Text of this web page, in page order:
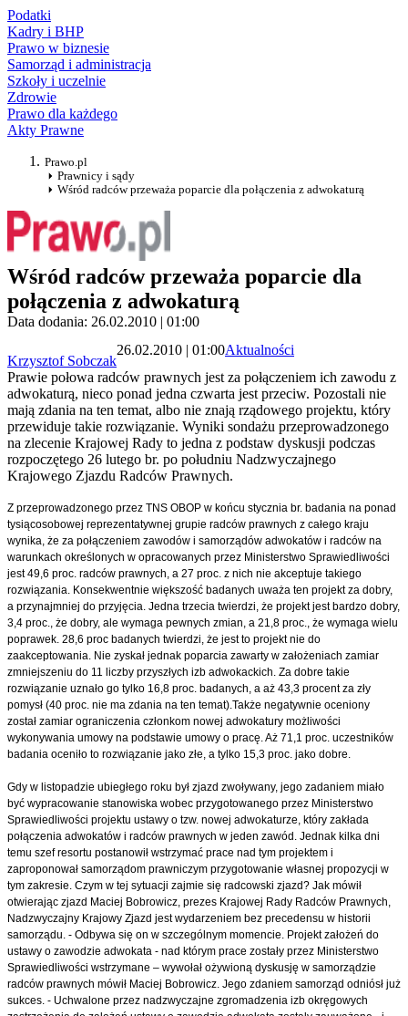
Podatki
Kadry i BHP
Prawo w biznesie
Samorząd i administracja
Szkoły i uczelnie
Zdrowie
Prawo dla każdego
Akty Prawne
Prawo.pl
Prawnicy i sądy
Wśród radców przeważa poparcie dla połączenia z adwokaturą
Wśród radców przeważa poparcie dla
połączenia z adwokaturą
Data dodania: 26.02.2010 | 01:00
Krzysztof Sobczak
26.02.2010 | 01:00Aktualności
Prawie połowa radców prawnych jest za połączeniem ich zawodu z
adwokaturą, nieco ponad jedna czwarta jest przeciw. Pozostali nie
mają zdania na ten temat, albo nie znają rządowego projektu, który
przewiduje takie rozwiązanie. Wyniki sondażu przeprowadzonego
na zlecenie Krajowej Rady to jedna z podstaw dyskusji podczas
rozpoczętego 26 lutego br. po południu Nadzwyczajnego
Krajowego Zjazdu Radców Prawnych.
Z przeprowadzonego przez TNS OBOP w końcu stycznia br. badania na ponad
tysiącosobowej reprezentatywnej grupie radców prawnych z całego kraju
wynika, że za połączeniem zawodów i samorządów adwokatów i radców na
warunkach określonych w opracowanych przez Ministerstwo Sprawiedliwości
jest49,6 proc. radców prawnych, a 27 proc. z nich nie akceptuje takiego
rozwiązania. Konsekwentnie większość badanych uważa ten projekt za dobry,
a przynajmniej do przyjęcia. Jedna trzecia twierdzi, że projekt jest bardzo dobry,
3,4 proc., że dobry, ale wymaga pewnych zmian, a 21,8 proc., że wymaga wielu
poprawek. 28,6 proc badanych twierdzi, że jest to projekt nie do
zaakceptowania. Nie zyskał jednak poparcia zawarty w założeniach zamiar
zmniejszeniu do 11 liczby przyszłych izb adwokackich. Za dobre takie
rozwiązanie uznało go tylko 16,8 proc. badanych, a aż 43,3 procent za zły
pomysł (40 proc. nie ma zdania na ten temat).Także negatywnie oceniony
został zamiar ograniczenia członkom nowej adwokatury możliwości
wykonywania umowy na podstawie umowy o pracę. Aż 71,1 proc. uczestników
badania oceniło to rozwiązanie jako złe, a tylko 15,3 proc. jako dobre.
Gdy w listopadzie ubiegłego roku był zjazd zwoływany, jego zadaniem miało
być wypracowanie stanowiska wobec przygotowanego przez Ministerstwo
Sprawiedliwości projektu ustawy o tzw. nowej adwokaturze, który zakłada
połączenia adwokatów i radców prawnych w jeden zawód. Jednak kilka dni
temu szef resortu postanowił wstrzymać prace nad tym projektem i
zaproponował samorządom prawniczym przygotowanie własnej propozycji w
tym zakresie. Czym w tej sytuacji zajmie się radcowski zjazd? Jak mówił
otwierając zjazd Maciej Bobrowicz, prezes Krajowej Rady Radców Prawnych,
Nadzwyczajny Krajowy Zjazd jest wydarzeniem bez precedensu w historii
samorządu. - Odbywa się on w szczególnym momencie. Projekt założeń do
ustawy o zawodzie adwokata - nad którym prace zostały przez Ministerstwo
Sprawiedliwości wstrzymane – wywołał ożywioną dyskusję w samorządzie
radców prawnych mówił Maciej Bobrowicz. Jego zdaniem samorząd odniósł już
sukces. - Uchwalone przez nadzwyczajne zgromadzenia izb okręgowych